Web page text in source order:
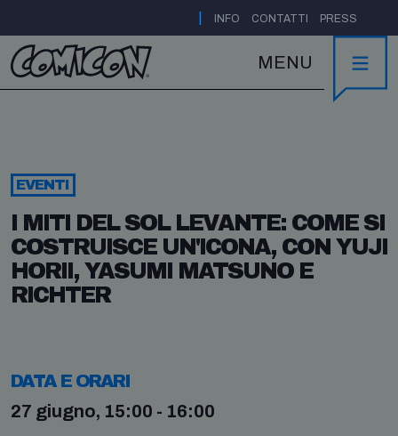
INFO CONTATTI PRESS
MENU
EVENTI
I MITI DEL SOL LEVANTE: COME SI
COSTRUISCE UN'ICONA, CON YUJI
HORII, YASUMI MATSUNO E
RICHTER
DATA E ORARI
27 giugno, 15:00 - 16:00